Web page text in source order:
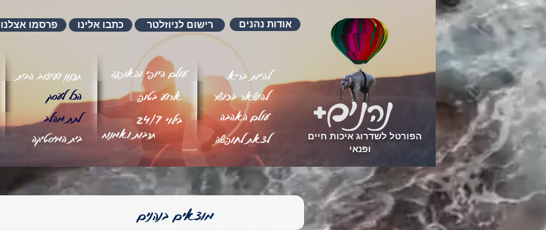
בית המיסטיקה
תכנון ועיצוב הבית
לתת מהלב
עולם היופי והאופנה
בילוי 24/7
ארוע בטופ
תרבות ואמנות
עולם האהבה
לצאת לחופשה
להיות בריא
להישאר בכושר
הכל לעסק
פרסמו אצלנו כתבו אלינו רישום לניוזלטר אודות נהנים